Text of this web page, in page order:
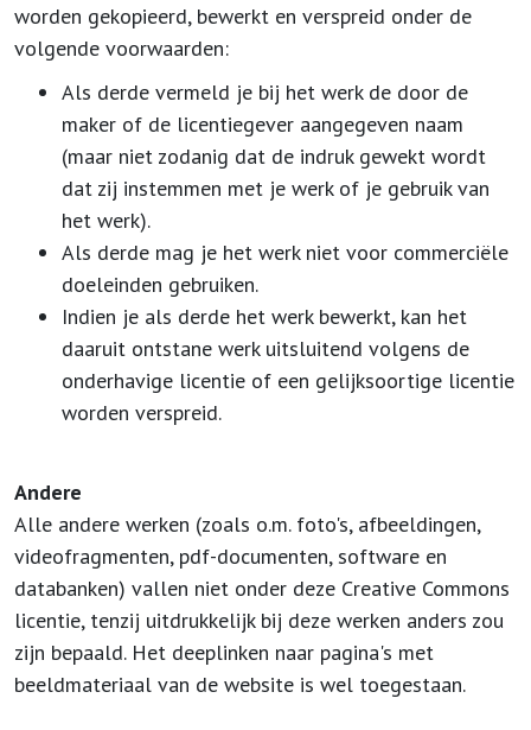
worden gekopieerd, bewerkt en verspreid onder de
volgende voorwaarden:
Als derde vermeld je bij het werk de door de
maker of de licentiegever aangegeven naam
(maar niet zodanig dat de indruk gewekt wordt
dat zij instemmen met je werk of je gebruik van
het werk).
Als derde mag je het werk niet voor commerciële
doeleinden gebruiken.
Indien je als derde het werk bewerkt, kan het
daaruit ontstane werk uitsluitend volgens de
onderhavige licentie of een gelijksoortige licentie
worden verspreid.
Andere
Alle andere werken (zoals o.m. foto's, afbeeldingen,
videofragmenten, pdf-documenten, software en
databanken) vallen niet onder deze Creative Commons
licentie, tenzij uitdrukkelijk bij deze werken anders zou
zijn bepaald. Het deeplinken naar pagina's met
beeldmateriaal van de website is wel toegestaan.